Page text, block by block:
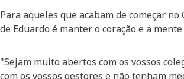
Para aqueles que acabam de começar no
de Eduardo é manter o coração e a
"Sejam muito abertos com os vossos
com os vossos gestores e não tenham